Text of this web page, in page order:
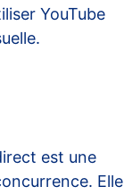
YouTube
.
est une
Elle